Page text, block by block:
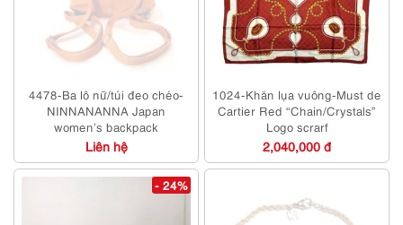
4478-Ba lô nữ/túi đeo chéo-
NINNANANNA Japan
women’s backpack
Liên hệ
1024-Khăn lụa vuông-Must de
Cartier Red “Chain/Crystals”
Logo scrarf
2,040,000 đ
- 24%